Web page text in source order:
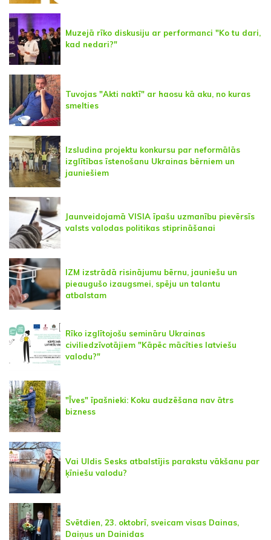
Muzejā rīko diskusiju ar performanci "Ko tu dari,
kad nedari?"
Tuvojas "Akti naktī" ar haosu kā aku, no kuras
smelties
Izsludina projektu konkursu par neformālās
izglītības īstenošanu Ukrainas bērniem un
jauniešiem
Jaunveidojamā VISIA īpašu uzmanību pievērsīs
valsts valodas politikas stiprināšanai
IZM izstrādā risinājumu bērnu, jauniešu un
pieaugušo izaugsmei, spēju un talantu
atbalstam
Rīko izglītojošu semināru Ukrainas
civiliedzīvotājiem "Kāpēc mācīties latviešu
valodu?"
"Īves" īpašnieki: Koku audzēšana nav ātrs
bizness
Vai Uldis Sesks atbalstījis parakstu vākšanu par
ķīniešu valodu?
Svētdien, 23. oktobrī, sveicam visas Dainas,
Daiņus un Dainidas